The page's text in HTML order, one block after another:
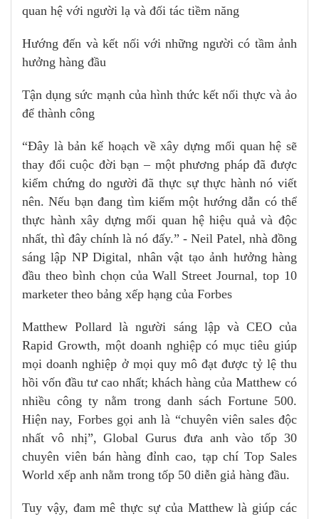
quan hệ với người lạ và đối tác tiềm năng
Hướng đến và kết nối với những người có tầm ảnh
hưởng hàng đầu
Tận dụng sức mạnh của hình thức kết nối thực và ảo
để thành công
“Đây là bản kế hoạch về xây dựng mối quan hệ sẽ
thay đổi cuộc đời bạn – một phương pháp đã được
kiểm chứng do người đã thực sự thực hành nó viết
nên. Nếu bạn đang tìm kiếm một hướng dẫn có thể
thực hành xây dựng mối quan hệ hiệu quả và độc
nhất, thì đây chính là nó đấy.” - Neil Patel, nhà đồng
sáng lập NP Digital, nhân vật tạo ảnh hưởng hàng
đầu theo bình chọn của Wall Street Journal, top 10
marketer theo bảng xếp hạng của Forbes
Matthew Pollard là người sáng lập và CEO của
Rapid Growth, một doanh nghiệp có mục tiêu giúp
mọi doanh nghiệp ở mọi quy mô đạt được tỷ lệ thu
hồi vốn đầu tư cao nhất; khách hàng của Matthew có
nhiều công ty nằm trong danh sách Fortune 500.
Hiện nay, Forbes gọi anh là “chuyên viên sales độc
nhất vô nhị”, Global Gurus đưa anh vào tốp 30
chuyên viên bán hàng đỉnh cao, tạp chí Top Sales
World xếp anh nằm trong tốp 50 diễn giả hàng đầu.
Tuy vậy, đam mê thực sự của Matthew là giúp các